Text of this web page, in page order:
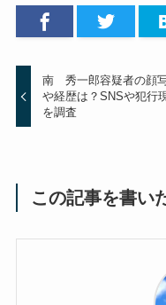
南 秀一郎容疑者の顔
や経歴は？SNSや犯行
を調査
この記事を書い